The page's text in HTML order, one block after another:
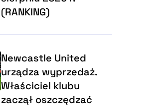
(RANKING)
Newcastle United
urządza wyprzedaż.
Właściciel klubu
zaczął oszczędzać